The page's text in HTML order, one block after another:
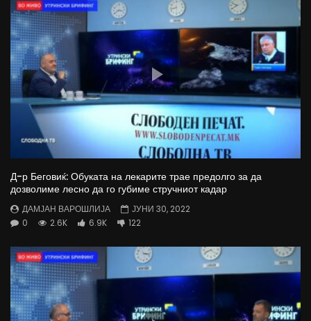
Д-р Беговиќ: Обуката на лекарите трае предолго за да
дозволиме лесно да го губиме стручниот кадар
ДАМЈАН ВАРОШЛИЈА
ЈУНИ 30, 2022
0
2.6K 6.9K 122